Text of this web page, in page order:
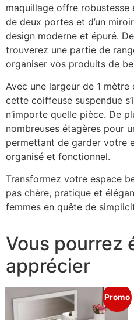
maquillage offre
de deux portes et d’un
design moderne et épuré.
trouverez une partie de
organiser vos produits de
Avec une largeur de 1
cette coiffeuse suspendue
n’importe quelle pièce. De
nombreuses étagères pour
permettant de garder votre
organisé et fonctionnel.
Transformez votre espace
pas chère, pratique et
femmes en quête de
Vous pourrez
apprécier
Promo